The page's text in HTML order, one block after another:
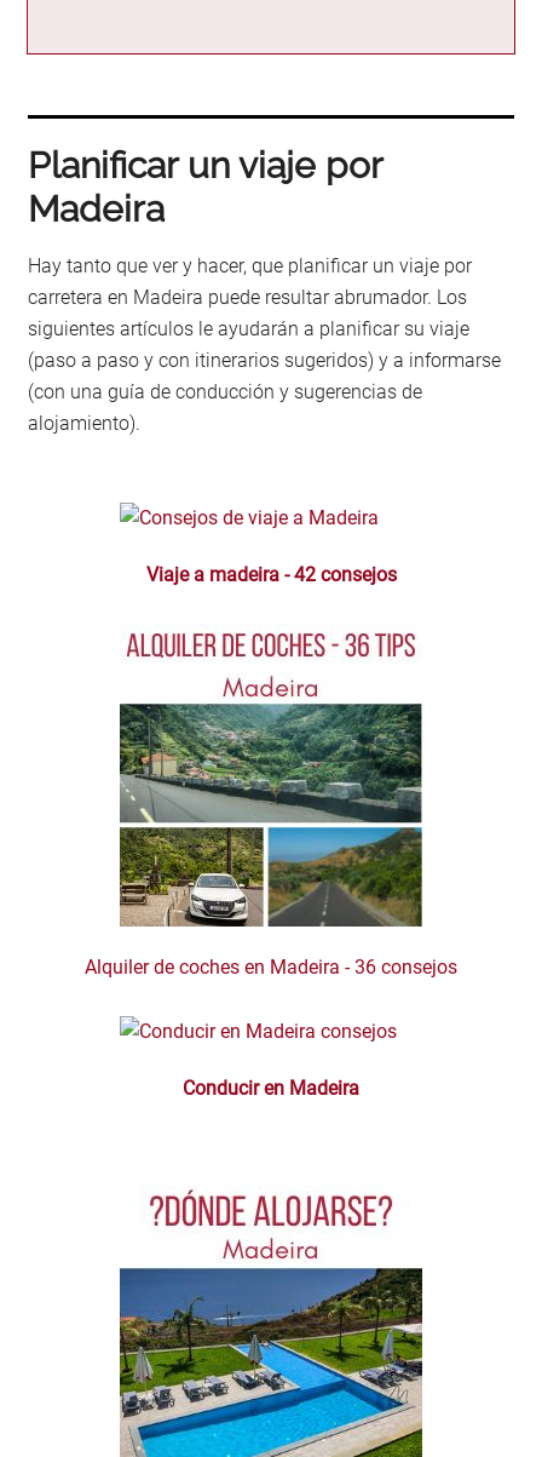
Planificar un viaje por
Madeira
Hay tanto que ver y hacer, que planificar un viaje por
carretera en Madeira puede resultar abrumador. Los
siguientes artículos le ayudarán a planificar su viaje
(paso a paso y con itinerarios sugeridos) y a informarse
(con una guía de conducción y sugerencias de
alojamiento).
Viaje a madeira - 42 consejos
Alquiler de coches en Madeira - 36 consejos
Conducir en Madeira